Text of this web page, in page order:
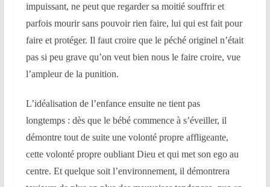
impuissant, ne peut que regarder sa moitié souffrir et
parfois mourir sans pouvoir rien faire, lui qui est fait pour
faire et protéger. Il faut croire que le péché originel n’était
pas si peu grave qu’on veut bien nous le faire croire, vue
l’ampleur de la punition.
L’idéalisation de l’enfance ensuite ne tient pas
longtemps : dès que le bébé commence à s’éveiller, il
démontre tout de suite une volonté propre affligeante,
cette volonté propre oubliant Dieu et qui met son ego au
centre. Et quelque soit l’environnement, il démontrera